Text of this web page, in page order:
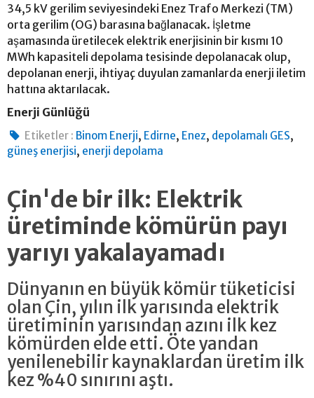
34,5 kV gerilim seviyesindeki Enez Trafo Merkezi (TM)
orta gerilim (OG) barasına bağlanacak. İşletme
aşamasında üretilecek elektrik enerjisinin bir kısmı 10
MWh kapasiteli depolama tesisinde depolanacak olup,
depolanan enerji, ihtiyaç duyulan zamanlarda enerji iletim
hattına aktarılacak.
Enerji Günlüğü
Etiketler : Binom Enerji, Edirne, Enez, depolamalı GES,
güneş enerjisi, enerji depolama
Çin'de bir ilk: Elektrik
üretiminde kömürün payı
yarıyı yakalayamadı
Dünyanın en büyük kömür tüketicisi
olan Çin, yılın ilk yarısında elektrik
üretiminin yarısından azını ilk kez
kömürden elde etti. Öte yandan
yenilenebilir kaynaklardan üretim ilk
kez %40 sınırını aştı.